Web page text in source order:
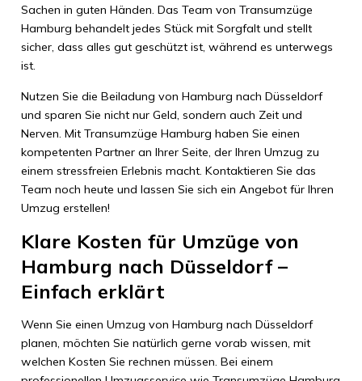
Sachen in guten Händen. Das Team von Transumzüge
Hamburg behandelt jedes Stück mit Sorgfalt und stellt
sicher, dass alles gut geschützt ist, während es unterwegs
ist.
Nutzen Sie die Beiladung von Hamburg nach Düsseldorf
und sparen Sie nicht nur Geld, sondern auch Zeit und
Nerven. Mit Transumzüge Hamburg haben Sie einen
kompetenten Partner an Ihrer Seite, der Ihren Umzug zu
einem stressfreien Erlebnis macht. Kontaktieren Sie das
Team noch heute und lassen Sie sich ein Angebot für Ihren
Umzug erstellen!
Klare Kosten für Umzüge von
Hamburg nach Düsseldorf –
Einfach erklärt
Wenn Sie einen Umzug von Hamburg nach Düsseldorf
planen, möchten Sie natürlich gerne vorab wissen, mit
welchen Kosten Sie rechnen müssen. Bei einem